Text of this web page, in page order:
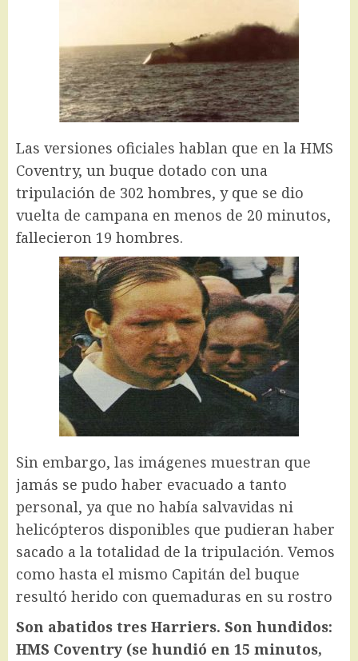
Las versiones oficiales hablan que en la HMS
Coventry, un buque dotado con una
tripulación de 302 hombres, y que se dio
vuelta de campana en menos de 20 minutos,
fallecieron 19 hombres.
Sin embargo, las imágenes muestran que
jamás se pudo haber evacuado a tanto
personal, ya que no había salvavidas ni
helicópteros disponibles que pudieran haber
sacado a la totalidad de la tripulación. Vemos
como hasta el mismo Capitán del buque
resultó herido con quemaduras en su rostro
Son abatidos tres Harriers. Son hundidos:
HMS Coventry (se hundió en 15 minutos,